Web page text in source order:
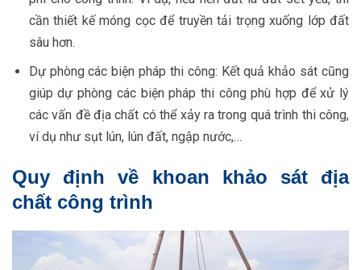
cần thiết kế móng cọc để truyền tải trọng xuống lớp đất
sâu hơn.
Dự phòng các biện pháp thi công: Kết quả khảo sát cũng
giúp dự phòng các biện pháp thi công phù hợp để xử lý
các vấn đề địa chất có thể xảy ra trong quá trình thi công,
ví dụ như sụt lún, lún đất, ngập nước,…
Quy định về khoan khảo sát địa
chất công trình